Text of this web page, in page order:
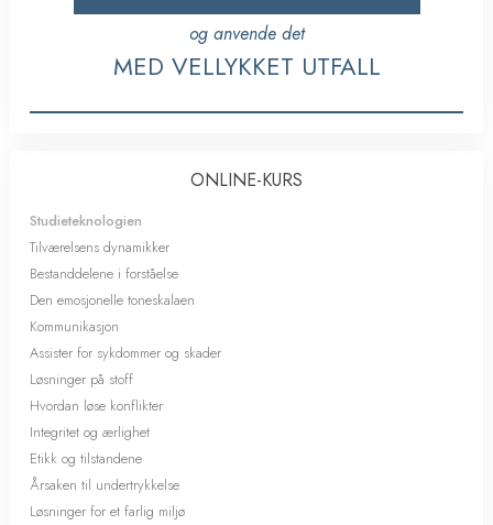
og anvende det
MED VELLYKKET UTFALL
ONLINE-KURS
Studieteknologien
Tilværelsens dynamikker
Bestanddelene i forståelse
Den emosjonelle toneskalaen
Kommunikasjon
Assister for sykdommer og skader
Løsninger på stoff
Hvordan løse konflikter
Integritet og ærlighet
Etikk og tilstandene
Årsaken til undertrykkelse
Løsninger for et farlig miljø